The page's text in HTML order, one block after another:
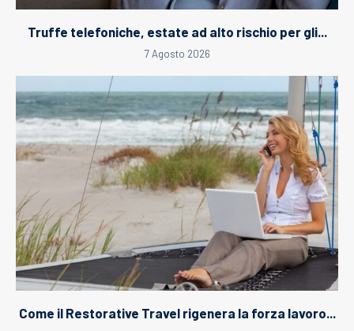
Truffe telefoniche, estate ad alto rischio per gli...
7 Agosto 2026
Come il Restorative Travel rigenera la forza lavoro...